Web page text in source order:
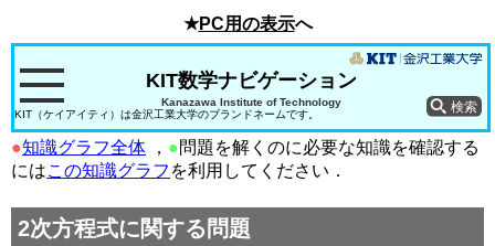
★PC用の表示へ
Kanazawa Institute of Technology
KIT数学ナビゲーション
KIT（ケイアイティ）は金沢工業大学のブランドネームです。
●知識グラフ全体 ， ●問題を解くのに必要な知識を確認する
にはこの知識グラフ を利用してください．
2次方程式に関する問題